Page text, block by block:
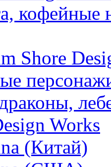
кофейные
Shore
Works
(Китай)